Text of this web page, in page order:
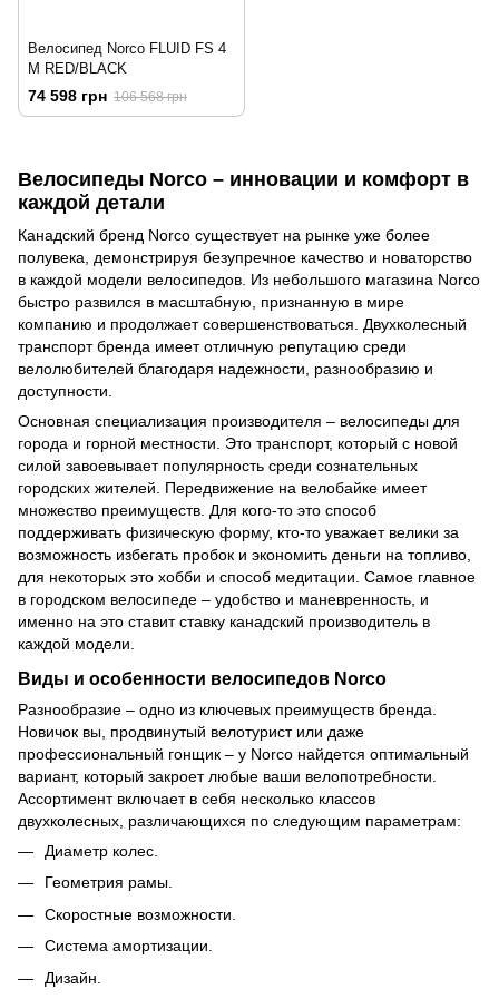
Велосипед Norco FLUID FS 4
М RED/BLACK
74 598 грн 106 568 грн
Велосипеды Norco – инновации и комфорт в
каждой детали
Канадский бренд Norco существует на рынке уже более
полувека, демонстрируя безупречное качество и новаторство
в каждой модели велосипедов. Из небольшого магазина Norco
быстро развился в масштабную, признанную в мире
компанию и продолжает совершенствоваться. Двухколесный
транспорт бренда имеет отличную репутацию среди
велолюбителей благодаря надежности, разнообразию и
доступности.
Основная специализация производителя – велосипеды для
города и горной местности. Это транспорт, который с новой
силой завоевывает популярность среди сознательных
городских жителей. Передвижение на велобайке имеет
множество преимуществ. Для кого-то это способ
поддерживать физическую форму, кто-то уважает велики за
возможность избегать пробок и экономить деньги на топливо,
для некоторых это хобби и способ медитации. Самое главное
в городском велосипеде – удобство и маневренность, и
именно на это ставит ставку канадский производитель в
каждой модели.
Виды и особенности велосипедов Norco
Разнообразие – одно из ключевых преимуществ бренда.
Новичок вы, продвинутый велотурист или даже
профессиональный гонщик – у Norco найдется оптимальный
вариант, который закроет любые ваши велопотребности.
Ассортимент включает в себя несколько классов
двухколесных, различающихся по следующим параметрам:
Диаметр колес.
Геометрия рамы.
Скоростные возможности.
Система амортизации.
Дизайн.